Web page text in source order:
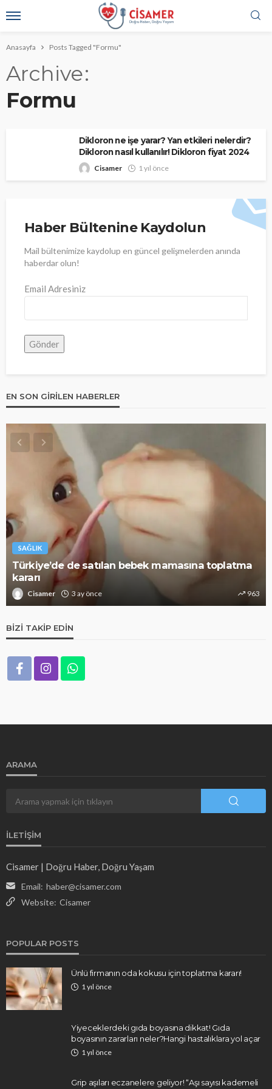
Anasayfa Posts Tagged "Formu"
Archive
Formu
Dikloron ne işe yarar? Yan etkileri nelerdir?
Dikloron nasıl kullanılır! Dikloron fiyat 2024
Cisamer 1 yıl önce
Haber Bültenine Kaydolun
Mail bültenimize kaydolup en güncel gelişmelerden anında
haberdar olun!
Email Adresiniz
EN SON GIRILEN HABERLER
SAĞLIK
de satılan bebek mamasına toplatma
Cisamer 3 ay önce 963
BIZI TAKIP EDIN
ARAMA
İLETIŞIM
Cisamer | Doğru Haber, Doğru Yaşam
Email: haber@cisamer.com
Website: Cisamer
POPULAR POSTS
Ünlü firmanın oda kokusu için toplatma kararı!
1 yıl önce
Yiyeceklerdeki gıda boyasına dikkat! Gıda
boyasının zararları neler?Hangi hastalıklara yol açar
1 yıl önce
Grip aşıları eczanelere geliyor! “Aşı sayısı kademeli